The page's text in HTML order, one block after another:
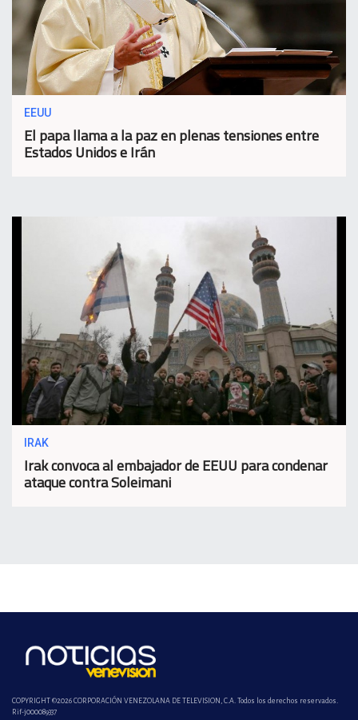
EEUU
El papa llama a la paz en plenas tensiones entre
Estados Unidos e Irán
IRAK
Irak convoca al embajador de EEUU para condenar
ataque contra Soleimani
COPYRIGHT ©2026 CORPORACIÓN VENEZOLANA DE TELEVISION, C.A. Todos los derechos reservados.
Rif-j000089337